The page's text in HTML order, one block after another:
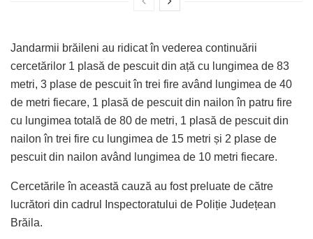
Jandarmii brăileni au ridicat în vederea continuării
cercetărilor 1 plasă de pescuit din ață cu lungimea de 83
metri, 3 plase de pescuit în trei fire având lungimea de 40
de metri fiecare, 1 plasă de pescuit din nailon în patru fire
cu lungimea totală de 80 de metri, 1 plasă de pescuit din
nailon în trei fire cu lungimea de 15 metri și 2 plase de
pescuit din nailon având lungimea de 10 metri fiecare.
Cercetările în această cauză au fost preluate de către
lucrători din cadrul Inspectoratului de Poliție Județean
Brăila.